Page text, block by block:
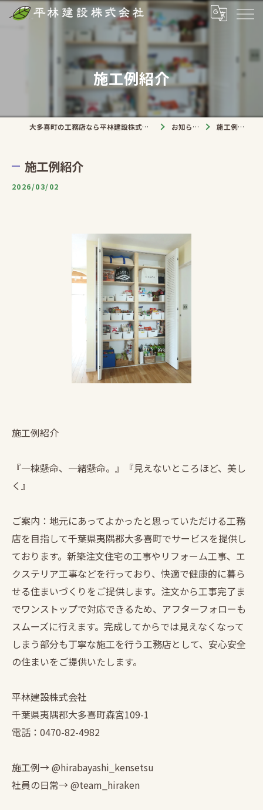
施工例紹介
大多喜町の工務店なら平林建設株式会社 お知らせ 施工例紹介
施工例紹介
2026/03/02
施工例紹介
『一棟懸命、一緒懸命。』『見えないところほど、美し
く』
ご案内：地元にあってよかったと思っていただける工務
店を目指して千葉県夷隅郡大多喜町でサービスを提供し
ております。新築注文住宅の工事やリフォーム工事、エ
クステリア工事などを行っており、快適で健康的に暮ら
せる住まいづくりをご提供します。注文から工事完了ま
でワンストップで対応できるため、アフターフォローも
スムーズに行えます。完成してからでは見えなくなって
しまう部分も丁寧な施工を行う工務店として、安心安全
の住まいをご提供いたします。
平林建設株式会社
千葉県夷隅郡大多喜町森宮109-1
電話：0470-82-4982
施工例→ @hirabayashi_kensetsu
社員の日常→ @team_hiraken